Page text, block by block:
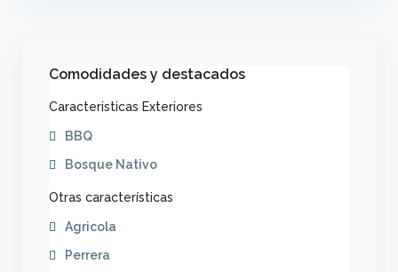
Comodidades y destacados
Caracteristicas Exteriores
BBQ
Bosque Nativo
Otras características
Agricola
Perrera